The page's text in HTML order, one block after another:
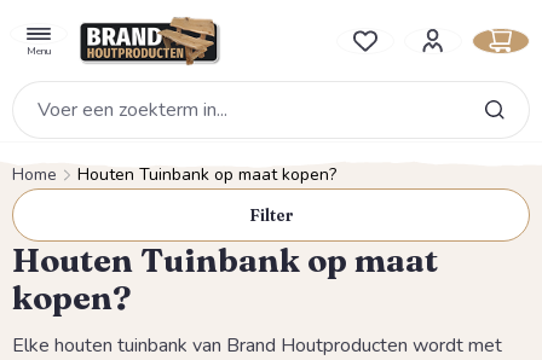
Menu Je hebt 0 items op je
Home Houten Tuinbank op maat kopen?
Filter
Houten Tuinbank op maat
kopen?
Elke houten tuinbank van Brand Houtproducten wordt met